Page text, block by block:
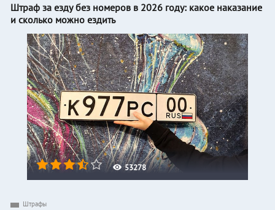
53278
Штраф за езду без номеров в 2026 году: какое наказание
и сколько можно ездить
Штрафы